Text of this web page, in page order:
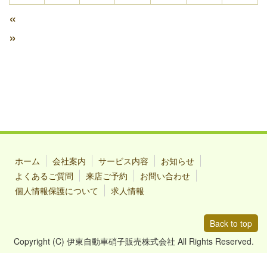
«
»
ホーム 会社案内 サービス内容
お知らせ
よくあるご質問
来店ご予約
お問い合わせ
個人情報保護について
求人情報
Back to top
Copyright (C) 伊東自動車硝子販売株式会社 All Rights Reserved.